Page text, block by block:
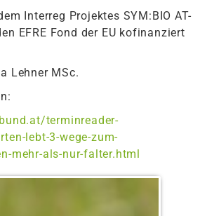
Interreg Projektes SYM:BIO AT-
EFRE Fond der EU kofinanziert
Lehner MSc.
terminreader-
lebt-3-wege-zum-
mehr-als-nur-falter.html